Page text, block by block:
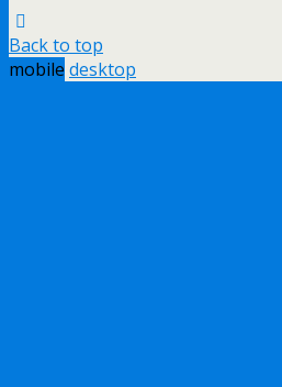
Back to top
mobile desktop